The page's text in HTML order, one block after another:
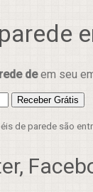
deem seu
de parede são